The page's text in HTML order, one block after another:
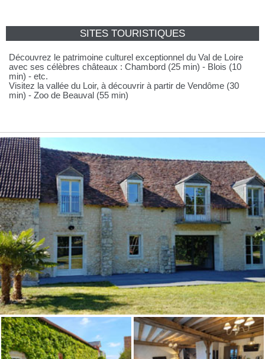
SITES TOURISTIQUES
Découvrez le patrimoine culturel exceptionnel du Val de Loire
avec ses célèbres châteaux : Chambord (25 min) - Blois (10
min) - etc.
Visitez la vallée du Loir, à découvrir à partir de Vendôme (30
min) - Zoo de Beauval (55 min)